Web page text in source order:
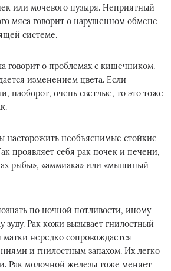
или мочевого пузыря. Неприятный
мяса говорит о нарушенном обмене
системе.
говорит о проблемах с кишечником.
изменением цвета. Если
наоборот, очень светлые, то это тоже
насторожить необъяснимые стойкие
проявляет себя рак почек и печени,
рыбы», «аммиака» или «мышиный
по ночной потливости, иному
зуду. Рак кожи вызывает гнилостный
матки нередко сопровождается
и гнилостным запахом. Их легко
Рак молочной железы тоже меняет